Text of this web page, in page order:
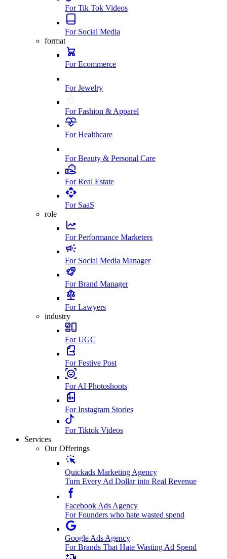
For Tik Tok Videos
For Social Media
format
For Ecommerce
For Jewelry
For Fashion & Apparel
For Healthcare
For Beauty & Personal Care
For Real Estate
For SaaS
role
For Performance Marketers
For Social Media Manager
For Brand Manager
For Lawyers
industry
For UGC
For Festive Post
For AI Photoshoots
For Instagram Stories
For Tiktok Videos
Services
Our Offerings
Quickads Marketing Agency
Turn Every Ad Dollar into Real Revenue
Facebook Ads Agency
For Founders who hate wasted spend
Google Ads Agency
For Brands That Hate Wasting Ad Spend